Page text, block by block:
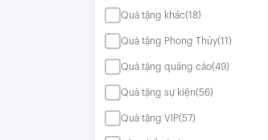
Quà tặng khác(18)
Quà tặng Phong Thủy(11)
Quà tặng quảng cáo(49)
Quà tặng sự kiện(56)
Quà tặng VIP(57)